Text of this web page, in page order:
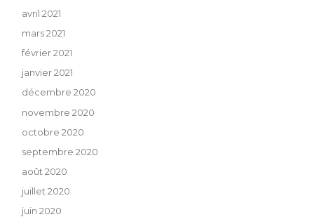
avril 2021
mars 2021
février 2021
janvier 2021
décembre 2020
novembre 2020
octobre 2020
septembre 2020
août 2020
juillet 2020
juin 2020